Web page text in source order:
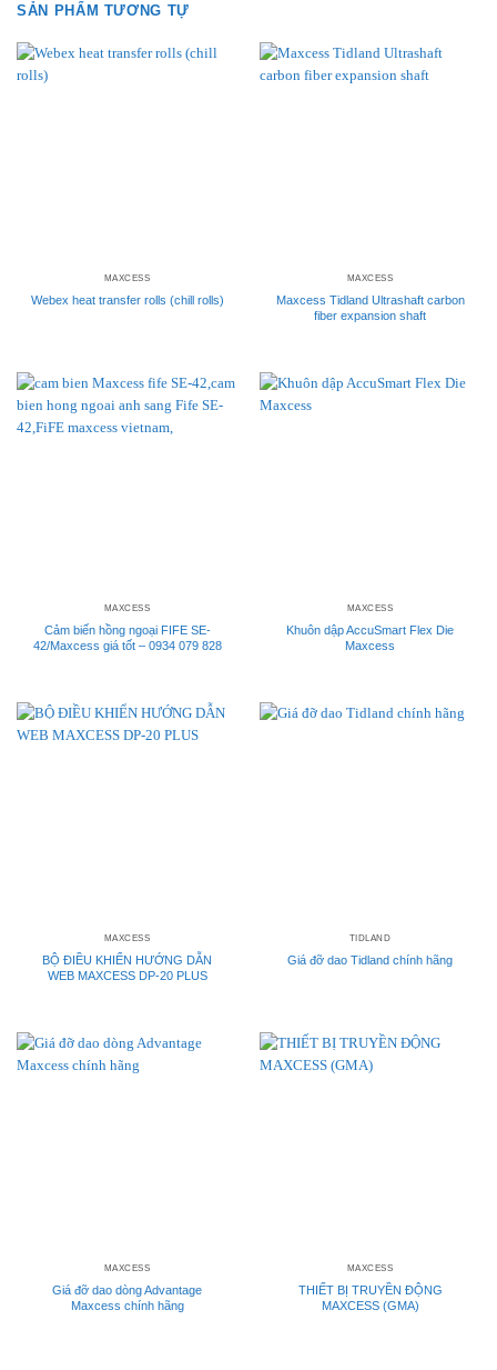
SẢN PHẨM TƯƠNG TỰ
MAXCESS
Webex heat transfer rolls (chill rolls)
MAXCESS
Maxcess Tidland Ultrashaft carbon
fiber expansion shaft
MAXCESS
Cảm biến hồng ngoại FIFE SE-
42/Maxcess giá tốt – 0934 079 828
MAXCESS
Khuôn dập AccuSmart Flex Die
Maxcess
MAXCESS
BỘ ĐIỀU KHIỂN HƯỚNG DẪN
WEB MAXCESS DP-20 PLUS
TIDLAND
Giá đỡ dao Tidland chính hãng
MAXCESS
Giá đỡ dao dòng Advantage
Maxcess chính hãng
MAXCESS
THIẾT BỊ TRUYỀN ĐỘNG
MAXCESS (GMA)